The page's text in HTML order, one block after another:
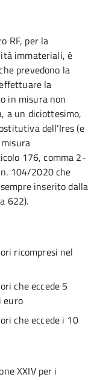
RF, per la
immateriali, è
prevedono la
la
in misura non
a un diciottesimo,
dell’Ires (e
176, comma 2-
104/2020 che
inserito dalla
622).
ricompresi nel
che eccede 5
euro
che eccede i 10
XXIV per i